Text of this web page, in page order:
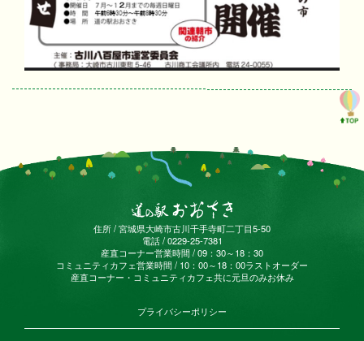
住所 / 宮城県大崎市古川千手寺町二丁目5-50
電話 / 0229-25-7381
産直コーナー営業時間 / 09：30～18：30
コミュニティカフェ営業時間 / 10：00～18：00ラストオーダー
産直コーナー・コミュニティカフェ共に元旦のみお休み
プライバシーポリシー